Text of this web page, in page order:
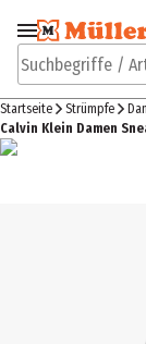
Zur
springen
Suchbegriffe /
Startseite Strümpfe
Calvin Klein Damen